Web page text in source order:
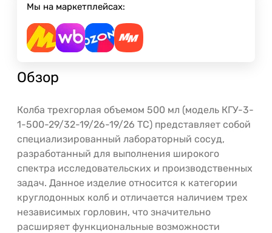
Мы на маркетплейсах:
Обзор
Колба трехгорлая объемом 500 мл (модель КГУ-3-
1-500-29/32-19/26-19/26 ТС) представляет собой
специализированный лабораторный сосуд,
разработанный для выполнения широкого
спектра исследовательских и производственных
задач. Данное изделие относится к категории
круглодонных колб и отличается наличием трех
независимых горловин, что значительно
расширяет функциональные возможности